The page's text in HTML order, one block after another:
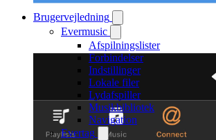
Brugervejledning
Evermusic
Afspilningslister
Forbindelser
Indstillinger
Lokale filer
Lydafspiller
Musikbibliotek
Navigation
Evertag